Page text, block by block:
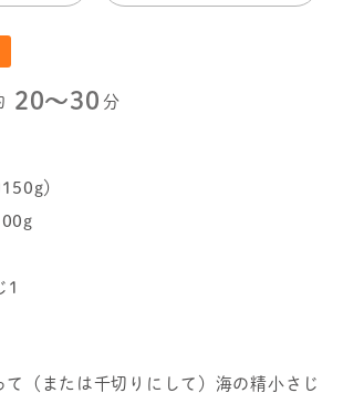
20〜30 分
）
1
て（または千切りにして）海の精小さじ